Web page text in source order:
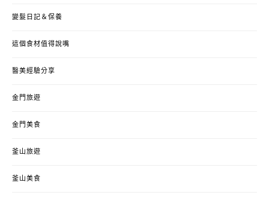
變髮日記＆保養
這個食材值得說嘴
醫美經驗分享
金門旅遊
金門美食
釜山旅遊
釜山美食